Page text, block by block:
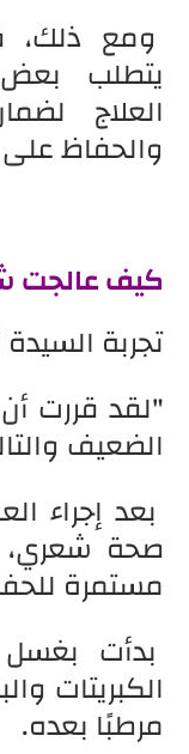
ومع ذلك،
يتطلب بعض
العلاج
والحفاظ
كيف عالجت
تجربة السيدة
"لقد قررت أن
الضعيف
بعد إجراء
صحة شعري،
مستمرة
بدأت
الكبريتات
مرطبًا بعده.